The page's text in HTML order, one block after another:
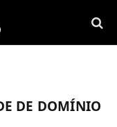
DE DOMÍNIO